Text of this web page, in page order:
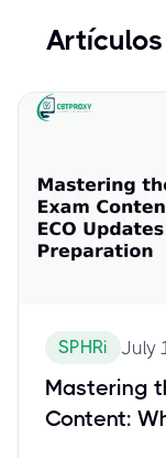
SPHRi July
Mastering
Content: